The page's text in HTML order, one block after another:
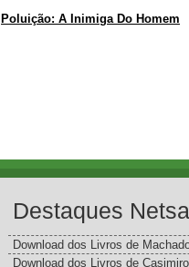
Poluição: A Inimiga Do Homem
Destaques
Download dos Livros de
Download dos Livros de